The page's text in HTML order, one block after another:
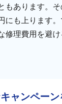
もあります。
にも上ります
修理費用を避
ャンペー